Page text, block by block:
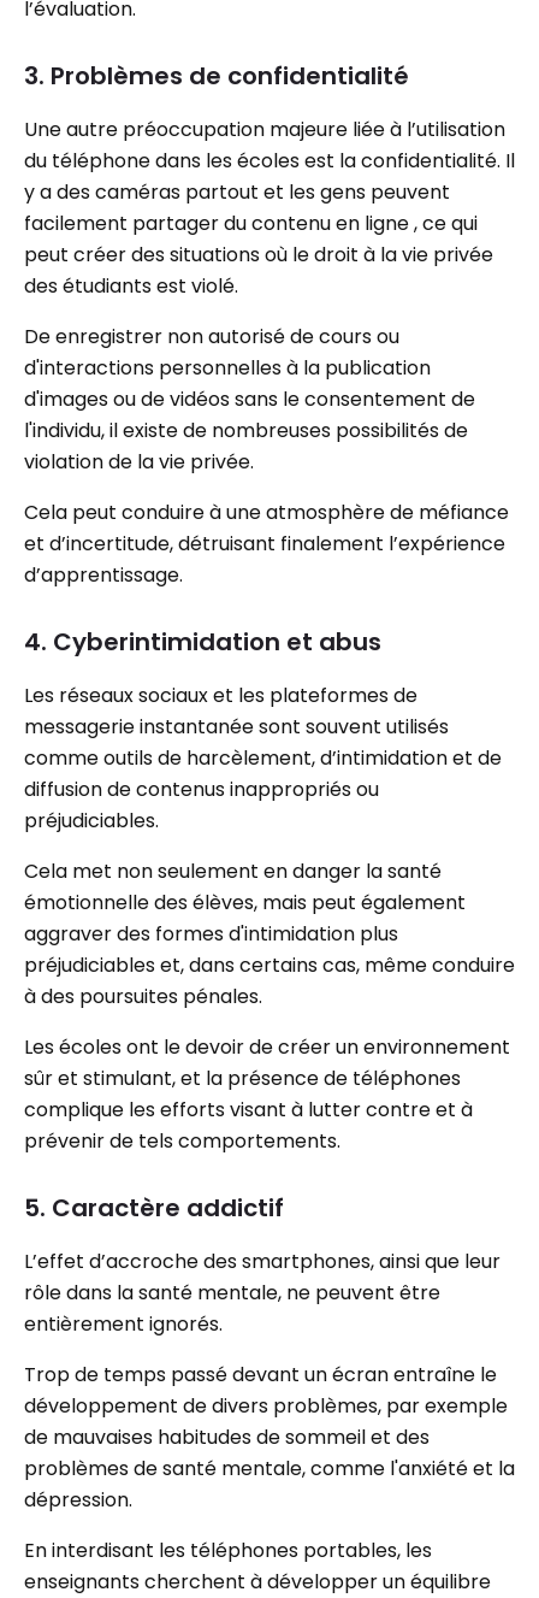
l’évaluation.
3. Problèmes de confidentialité
Une autre préoccupation majeure liée à l’utilisation
du téléphone dans les écoles est la confidentialité. Il
y a des caméras partout et les gens peuvent
facilement partager du contenu en ligne , ce qui
peut créer des situations où le droit à la vie privée
des étudiants est violé.
De enregistrer non autorisé de cours ou
d'interactions personnelles à la publication
d'images ou de vidéos sans le consentement de
l'individu, il existe de nombreuses possibilités de
violation de la vie privée.
Cela peut conduire à une atmosphère de méfiance
et d’incertitude, détruisant finalement l’expérience
d’apprentissage.
4. Cyberintimidation et abus
Les réseaux sociaux et les plateformes de
messagerie instantanée sont souvent utilisés
comme outils de harcèlement, d’intimidation et de
diffusion de contenus inappropriés ou
préjudiciables.
Cela met non seulement en danger la santé
émotionnelle des élèves, mais peut également
aggraver des formes d'intimidation plus
préjudiciables et, dans certains cas, même conduire
à des poursuites pénales.
Les écoles ont le devoir de créer un environnement
sûr et stimulant, et la présence de téléphones
complique les efforts visant à lutter contre et à
prévenir de tels comportements.
5. Caractère addictif
L’effet d’accroche des smartphones, ainsi que leur
rôle dans la santé mentale, ne peuvent être
entièrement ignorés.
Trop de temps passé devant un écran entraîne le
développement de divers problèmes, par exemple
de mauvaises habitudes de sommeil et des
problèmes de santé mentale, comme l'anxiété et la
dépression.
En interdisant les téléphones portables, les
enseignants cherchent à développer un équilibre